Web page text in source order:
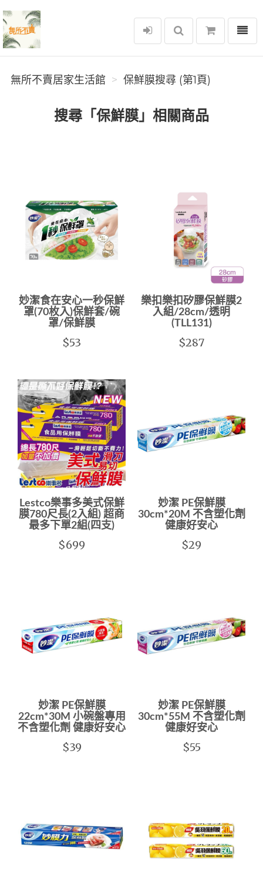
無所不賣居家生活館
選單
無所不賣居家生活館 保鮮膜搜尋 (第1頁)
搜尋「保鮮膜」相關商品
妙潔食在安心一秒保鮮
罩(70枚入)保鮮套/碗
罩/保鮮膜
$53
樂扣樂扣矽膠保鮮膜2
入組/28cm/透明
(TLL131)
$287
Lestco樂事多美式保鮮
膜780尺長(2入組) 超商
最多下單2組(四支)
$699
妙潔 PE保鮮膜
30cm*20M 不含塑化劑
健康好安心
$29
妙潔 PE保鮮膜
22cm*30M 小碗盤專用
不含塑化劑 健康好安心
$39
妙潔 PE保鮮膜
30cm*55M 不含塑化劑
健康好安心
$55